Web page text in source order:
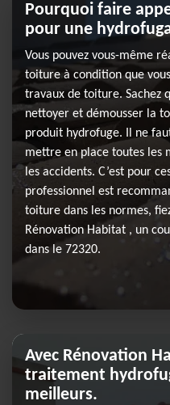
Pourquoi faire
pour une
Vous pouvez vous-même
toiture à condition que
travaux de toiture. Sachez
nettoyer et démousser la
produit hydrofuge. Il ne
mettre en place toutes les
les accidents. C’est pour
professionnel est
toiture dans les normes,
Rénovation Habitat , un
dans le 72320.
Avec Rénovation
traitement
meilleurs.